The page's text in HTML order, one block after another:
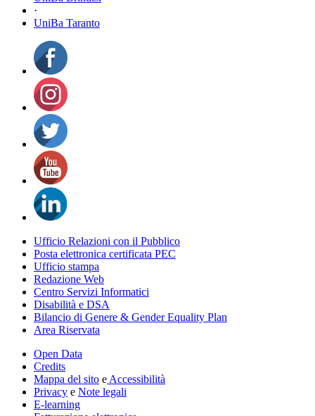
·
UniBa Taranto
Ufficio Relazioni con il Pubblico
Posta elettronica certificata PEC
Ufficio stampa
Redazione Web
Centro Servizi Informatici
Disabilità e DSA
Bilancio di Genere & Gender Equality Plan
Area Riservata
Open Data
Credits
Mappa del sito e Accessibilità
Privacy e Note legali
E-learning